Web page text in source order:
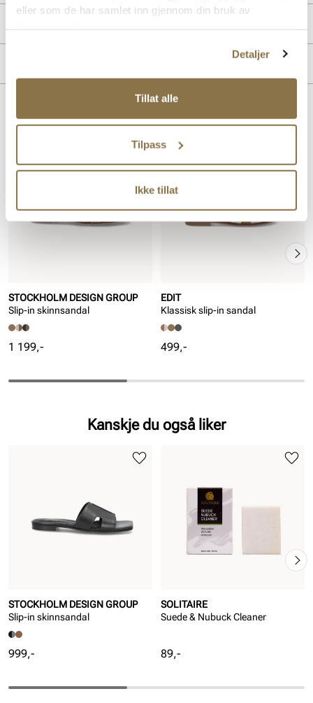
eller som de har samlet inn gjennom din bruk av
Detaljer
Tillat alle
Tilpass
Ikke tillat
Lignende produkter
STOCKHOLM DESIGN GROUP
Slip-in skinnsandal
Pris
1 199,-
EDIT
Klassisk slip-in sandal
Pris
499,-
Kanskje du også liker
STOCKHOLM DESIGN GROUP
Slip-in skinnsandal
Pris
999,-
SOLITAIRE
Suede & Nubuck Cleaner
Pris
89,-